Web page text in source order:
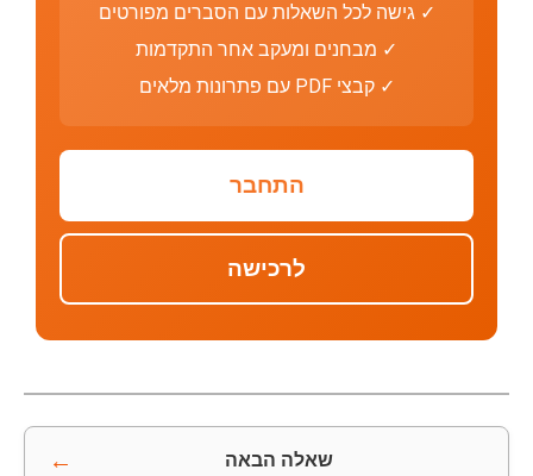
✓ גישה לכל השאלות עם הסברים מפורטים
✓ מבחנים ומעקב אחר התקדמות
✓ קבצי PDF עם פתרונות מלאים
התחבר
לרכישה
שאלה הבאה ←